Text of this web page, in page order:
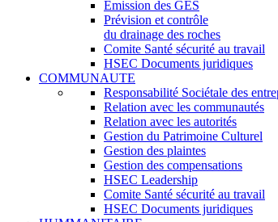
Emission des GES
Prévision et contrôle
du drainage des roches
Comite Santé sécurité au travail
HSEC Documents juridiques
COMMUNAUTE
Responsabilité Sociétale des
Relation avec les communautés
Relation avec les autorités
Gestion du Patrimoine Culturel
Gestion des plaintes
Gestion des compensations
HSEC Leadership
Comite Santé sécurité au travail
HSEC Documents juridiques